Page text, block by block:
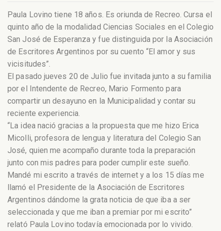
Paula Lovino tiene 18 años. Es oriunda de Recreo. Cursa el
quinto año de la modalidad Ciencias Sociales en el Colegio
San José de Esperanza y fue distinguida por la Asociación
de Escritores Argentinos por su cuento “El amor y sus
vicisitudes”.
El pasado jueves 20 de Julio fue invitada junto a su familia
por el Intendente de Recreo, Mario Formento para
compartir un desayuno en la Municipalidad y contar su
reciente experiencia.
“La idea nació gracias a la propuesta que me hizo Erica
Micolli, profesora de lengua y literatura del Colegio San
José, quien me acompaño durante toda la preparación
junto con mis padres para poder cumplir este sueño.
Mandé mi escrito a través de internet y a los 15 días me
llamó el Presidente de la Asociación de Escritores
Argentinos dándome la grata noticia de que iba a ser
seleccionada y que me iban a premiar por mi escrito”
relató Paula Lovino todavía emocionada por lo vivido.